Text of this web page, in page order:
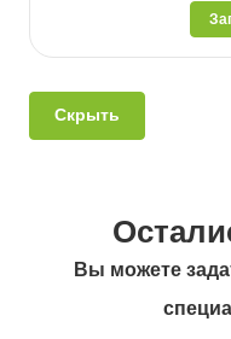
Скрыть
Вы можете